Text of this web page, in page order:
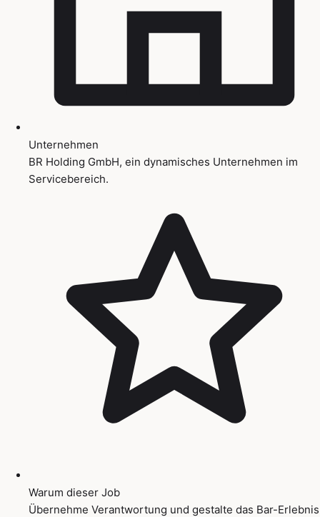
Unternehmen
BR Holding GmbH, ein dynamisches Unternehmen im
Servicebereich.
Warum dieser Job
Übernehme Verantwortung und gestalte das Bar-Erlebnis